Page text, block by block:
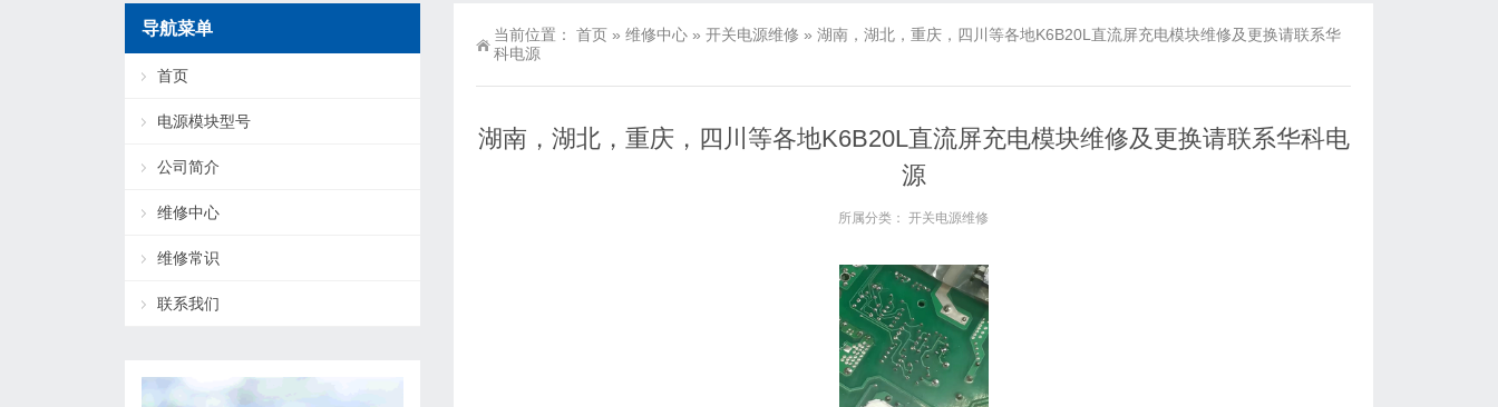
当前位置： 首页 » 维修中心 » 开关电源维修 » 湖南，湖北，重庆，四川等各地K6B20L直流屏充电模块维修及更换请联系华
科电源
湖南，湖北，重庆，四川等各地K6B20L直流屏充电模块维修及更换请联系华科电
源
所属分类： 开关电源维修
导航菜单
首页
电源模块型号
公司简介
维修中心
维修常识
联系我们